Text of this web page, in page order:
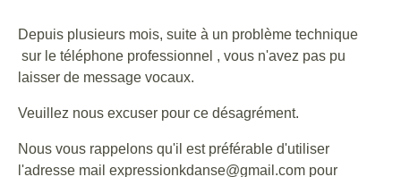
Depuis plusieurs mois, suite à un problème technique
sur le téléphone professionnel , vous n'avez pas pu
laisser de message vocaux.
Veuillez nous excuser pour ce désagrément.
Nous vous rappelons qu'il est préférable d'utiliser
l'adresse mail expressionkdanse@gmail.com pour